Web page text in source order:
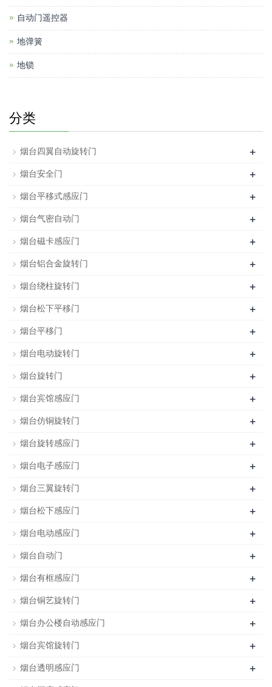
自动门遥控器
地弹簧
地锁
分类
烟台四翼自动旋转门 +
烟台安全门 +
烟台平移式感应门 +
烟台气密自动门 +
烟台磁卡感应门 +
烟台铝合金旋转门 +
烟台绕柱旋转门 +
烟台松下平移门 +
烟台平移门 +
烟台电动旋转门 +
烟台旋转门 +
烟台宾馆感应门 +
烟台仿铜旋转门 +
烟台旋转感应门 +
烟台电子感应门 +
烟台三翼旋转门 +
烟台松下感应门 +
烟台电动感应门 +
烟台自动门 +
烟台有框感应门 +
烟台铜艺旋转门 +
烟台办公楼自动感应门 +
烟台宾馆旋转门 +
烟台透明感应门 +